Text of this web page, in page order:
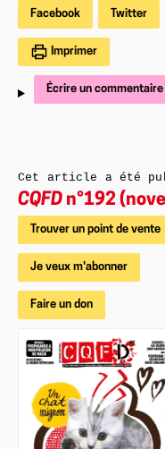
Facebook Twitter
Imprimer
Écrire un commentaire
Cet article a été
CQFD n°192
Trouver un point de vente
Je veux m'abonner
Faire un don